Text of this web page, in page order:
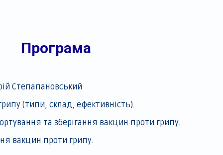
Програма
Степапановський
(типи, склад, ефективність).
та зберігання вакцин проти грипу.
вакцин проти грипу.